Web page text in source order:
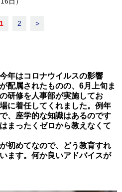
1 2 >
年はコロナウイルスの影響
配属されたものの、6月上旬ま
研修を人事部が実施してお
に着任してくれました。例年
、座学的な知識はあるのです
まったくゼロから教えなくて
初めてなので、どう教育すれ
ます。何か良いアドバイスが